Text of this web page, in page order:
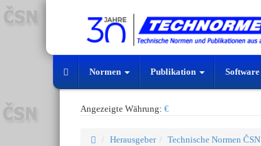
Normen Publikation Software
Angezeigte Währung: €
Herausgeber Technische Normen ČSN